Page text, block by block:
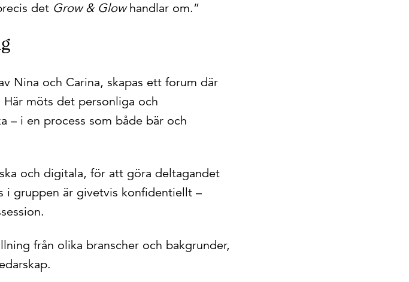
det Grow & Glowhandlar om.”
Nina och Carina, skapas ett forum där
möts det personliga och
– i en process som både bär och
och digitala, för att göra deltagandet
gruppen är givetvis konfidentiellt –
från olika branscher och bakgrunder,